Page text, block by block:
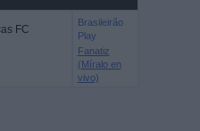
FC
Brasileirão
Play
Fanatiz
(Míralo en
vivo)